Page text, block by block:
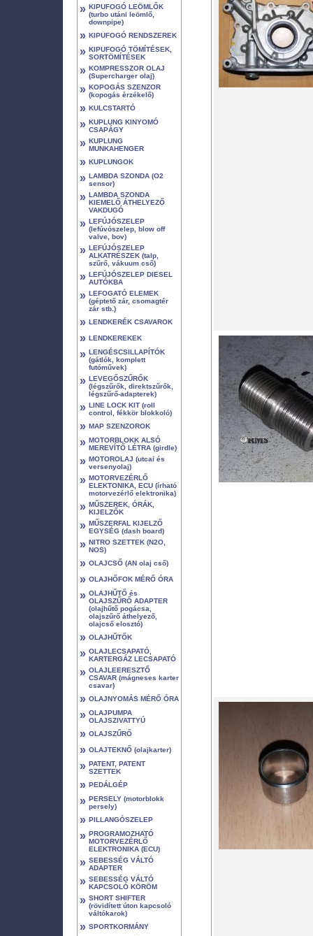
» KIPUFOGÓ LEÖMLŐK
(turbo utáni leömlő,
downpipe)
» KIPUFOGÓ RENDSZEREK
» KIPUFOGÓ TÖMÍTÉSEK,
SORTÖMÍTÉSEK
» KOMPRESSZOR OLAJ
(Supercharger olaj)
» KOPOGÁS SZENZOR
(kopogás érzékelő)
» KULCSTARTÓ
» KUPLUNG KINYOMÓ
CSAPÁGY
» KUPLUNG
MUNKAHENGER
» KUPLUNGOK
» LAMBDA SZONDA (O2
sensor)
» LAMBDA SZONDA
KIEMELŐ ÁTHELYEZŐ
VAKDUGÓ
» LEFÚJÓSZELEP
(lefúvószelep, blow off
valve, bov)
» LEFÚJÓSZELEP
ALKATRÉSZEK (talp,
szűrő, vákuum cső)
» LEFÚJÓSZELEP DIESEL
AUTÓKBA
» LEFOGATÓ ELEMEK
(géptető zár, csomagtér
zár stb.)
» LENDKERÉK CSAVAROK
» LENDKEREKEK
» LENGÉSCSILLAPÍTÓK
(gátlók, komplett
futóművek)
» LEVEGŐSZŰRŐK
(légszűrők, direktszűrők,
légszűrő-adapterek)
» LINE LOCK KIT (roll
control, fékkör blokkoló)
» MAP SZENZOROK
» MOTORBLOKK ALSÓ
MEREVÍTŐ LÉTRA (girdle)
» MOTOROLAJ (utcai és
versenyolaj)
» MOTORVEZÉRLŐ
ELEKTONIKA, ECU (írható
motorvezérlő elektronika)
» MŰSZEREK, ÓRÁK,
KIJELZŐK
» MŰSZERFAL KIJELZŐ
EGYSÉG (dash board)
» NITRO SZETTEK (N2O,
NOS)
» OLAJCSŐ (AN olaj cső)
» OLAJHŐFOK MÉRŐ ÓRA
» OLAJHŰTŐ és
OLAJSZŰRŐ ADAPTER
(olajhűtő pogácsa,
olajszűrő áthelyező,
olajcső elosztó)
» OLAJHŰTŐK
» OLAJLECSAPATÓ,
KARTERGÁZ LECSAPATÓ
» OLAJLEERESZTŐ
CSAVAR (mágneses karter
csavar)
» OLAJNYOMÁS MÉRŐ ÓRA
» OLAJPUMPA
OLAJSZIVATTYÚ
» OLAJSZŰRŐ
» OLAJTEKNŐ (olajkarter)
» PATENT, PATENT
SZETTEK
» PEDÁLGÉP
» PERSELY (motorblokk
persely)
» PILLANGÓSZELEP
» PROGRAMOZHATÓ
MOTORVEZÉRLŐ
ELEKTRONIKA (ECU)
» SEBESSÉG VÁLTÓ
ADAPTER
» SEBESSÉG VÁLTÓ
KAPCSOLÓ KÖRÖM
» SHORT SHIFTER
(rövidített úton kapcsoló
váltókarok)
» SPORTKORMÁNY